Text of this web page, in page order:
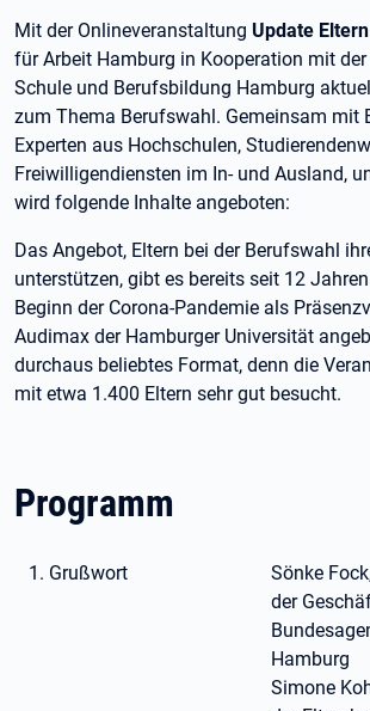
Mit der Onlineveranstaltung Update Eltern
für Arbeit Hamburg in Kooperation mit
Schule und Berufsbildung Hamburg
zum Thema Berufswahl. Gemeinsam mit
Experten aus Hochschulen,
Freiwilligendiensten im In- und Ausland,
wird folgende Inhalte angeboten:
Das Angebot, Eltern bei der Berufswahl
unterstützen, gibt es bereits seit 12
Beginn der Corona-Pandemie als
Audimax der Hamburger Universität
durchaus beliebtes Format, denn die
mit etwa 1.400 Eltern sehr gut besucht.
Programm
1. Grußwort
Sönke
der
Hamburg
Simone